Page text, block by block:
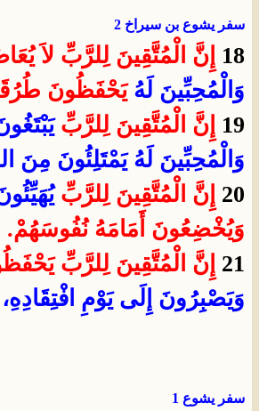
سفر يشوع بن سيراخ 2
18 إِنَّ الْمُتَّقِينَ لِلرَّبِّ لاَ
وَالْمُحِبِّينَ لَهُيَحْفَظُونَ
19 إِنَّ الْمُتَّقِينَ لِلرَّبِّ
وَالْمُحِبِّينَ لَهُ يَمْتَلِئُونَ مِنَ
20 إِنَّ الْمُتَّقِينَ لِلرَّبِّ
وَيُخْضِعُونَ أَمَامَهُ نُفُوسَهُمْ.
21 إِنَّ الْمُتَّقِينَ لِلرَّبِّ
وَيَصْبِرُونَ إِلَى يَوْمِ افْتِقَادِهِ،
سفر يشوع 1